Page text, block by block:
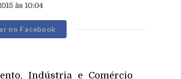
às 10:04
no Facebook
Indústria e Comércio